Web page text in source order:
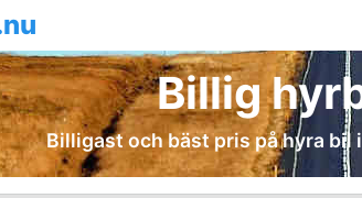
Billig
Billigast och bäst pris på hyra